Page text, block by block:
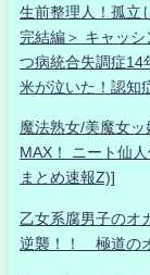
生前整理人！孤立
完結編＞ キャッ
つ病統合失調症14
米が泣いた！認知
魔法熟女/美魔女
MAX！ ニート仙
まとめ速報Z)]
乙女系腐男子のオ
逆襲！！ 極道の